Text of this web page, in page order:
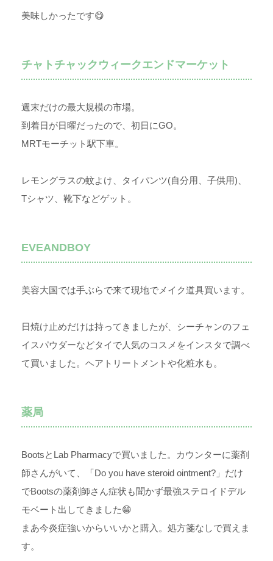
美味しかったです😋
チャトチャックウィークエンドマーケット
週末だけの最大規模の市場。
到着日が日曜だったので、初日にGO。
MRTモーチット駅下車。
レモングラスの蚊よけ、タイパンツ(自分用、子供用)、
Tシャツ、靴下などゲット。
EVEANDBOY
美容大国では手ぶらで来て現地でメイク道具買います。
日焼け止めだけは持ってきましたが、シーチャンのフェ
イスパウダーなどタイで人気のコスメをインスタで調べ
て買いました。ヘアトリートメントや化粧水も。
薬局
Bootsと Lab Pharmacyで買いました。カウンターに薬剤
師さんがいて、「Do you have steroid ointment?」だけ
でBootsの薬剤師さん症状も聞かず最強ステロイドデル
モベート出してきました😁
まあ今炎症強いからいいかと購入。処方箋なしで買えま
す。